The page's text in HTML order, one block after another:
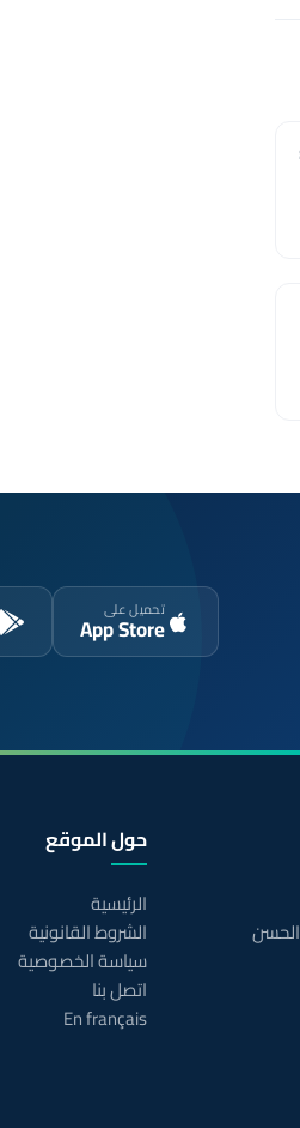
تحميل على
App Store
حول الموقع
الرئيسية
الشروط القانونية
سياسة الخصوصية
اتصل بنا
En français